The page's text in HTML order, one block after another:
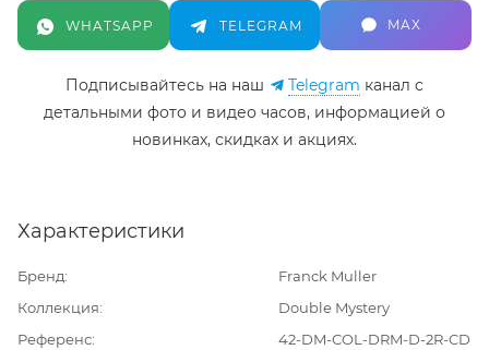
WHATSAPP TELEGRAM MAX
Подписывайтесь на наш Telegram канал c
детальными фото и видео часов, информацией о
новинках, скидках и акциях.
Характеристики
Бренд
Franck Muller
Коллекция
Double Mystery
Референс
42-DM-COL-DRM-D-2R-CD